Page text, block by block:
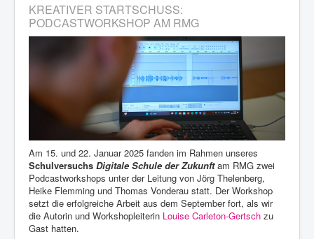
KREATIVER STARTSCHUSS:
PODCASTWORKSHOP AM RMG
Am 15. und 22. Januar 2025 fanden im Rahmen unseres
Schulversuchs Digitale Schule der Zukunftam RMG zwei
Podcastworkshops unter der Leitung von Jörg Thelenberg,
Heike Flemming und Thomas Vonderau statt. Der Workshop
setzt die erfolgreiche Arbeit aus dem September fort, als wir
die Autorin und Workshopleiterin Louise Carleton-Gertsch zu
Gast hatten.